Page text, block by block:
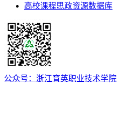
高校课程思政资源数据库
公众号：浙江育英职业技术学院